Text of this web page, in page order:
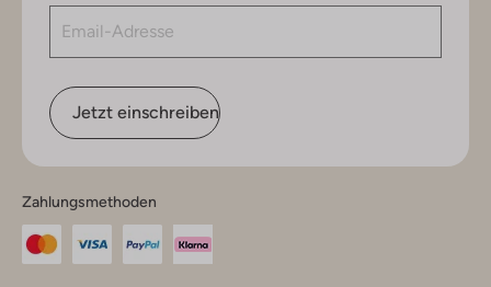
Jetzt einschreiben
Zahlungsmethoden